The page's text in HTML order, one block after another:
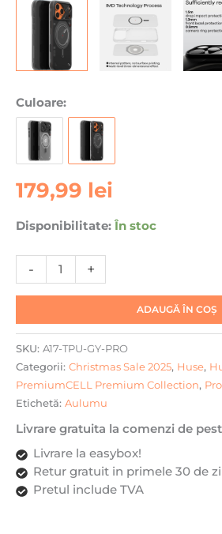
Culoare:
179,99 lei
Disponibilitate: În stoc
-
Cantitate
Husa
pentru
iPhone
Pro,
A17
rezistent,
Efect
fosforescent,
Protectie
Camera,
Butoane
aluminiu,
Racire
activa
CoolHyper,
Protectie
+
ADAUGĂ ÎN COȘ
SKU: A17-TPU-GY-PRO
Categorii: Christmas Sale 2025, Huse,
PremiumCELL Premium Collection,
Etichetă: Aulumu
Livrare gratuita la comenzi de
Livrare la easybox!
Retur gratuit in primele 30 de
Pretul include TVA